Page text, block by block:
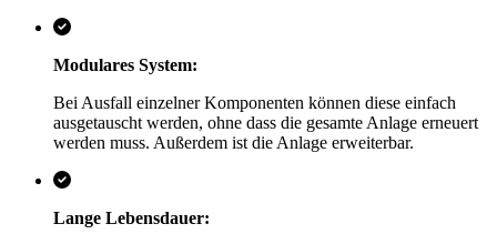
Modulares System:
Bei Ausfall einzelner Komponenten können diese einfach
ausgetauscht werden, ohne dass die gesamte Anlage erneuert
werden muss. Außerdem ist die Anlage erweiterbar.
Lange Lebensdauer: